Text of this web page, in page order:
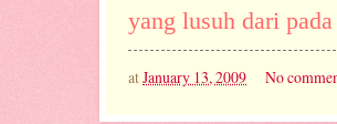
yang lusuh dari
atJanuary 13, 2009 No